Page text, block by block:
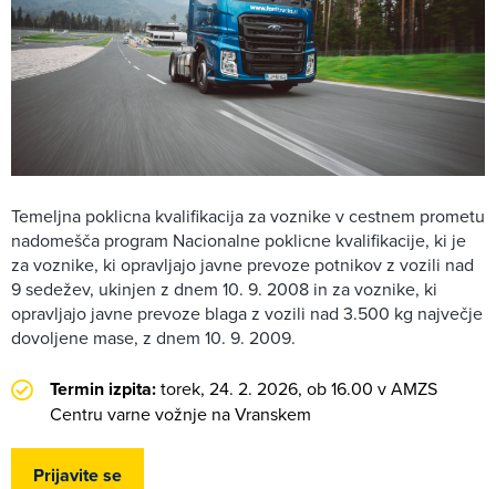
Temeljna poklicna kvalifikacija za voznike v cestnem prometu
nadomešča program Nacionalne poklicne kvalifikacije, ki je
za voznike, ki opravljajo javne prevoze potnikov z vozili nad
9 sedežev, ukinjen z dnem 10. 9. 2008 in za voznike, ki
opravljajo javne prevoze blaga z vozili nad 3.500 kg največje
dovoljene mase, z dnem 10. 9. 2009.
Termin izpita:torek, 24. 2. 2026, ob 16.00 v AMZS
Centru varne vožnje na Vranskem
Prijavite se